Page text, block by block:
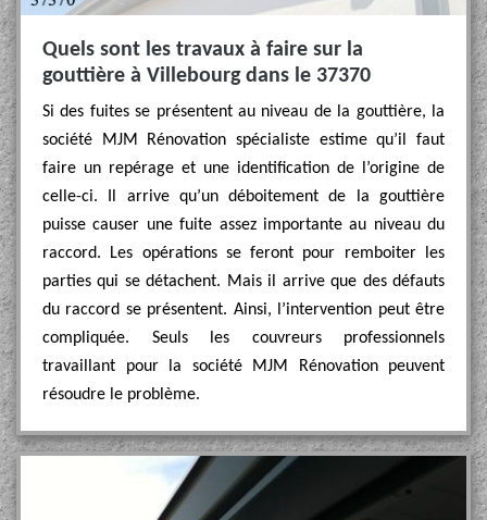
Quels sont les travaux à faire sur la
gouttière à Villebourg dans le 37370
Si des fuites se présentent au niveau de la gouttière, la
société MJM Rénovation spécialiste estime qu’il faut
faire un repérage et une identification de l’origine de
celle-ci. Il arrive qu’un déboitement de la gouttière
puisse causer une fuite assez importante au niveau du
raccord. Les opérations se feront pour remboiter les
parties qui se détachent. Mais il arrive que des défauts
du raccord se présentent. Ainsi, l’intervention peut être
compliquée. Seuls les couvreurs professionnels
travaillant pour la société MJM Rénovation peuvent
résoudre le problème.